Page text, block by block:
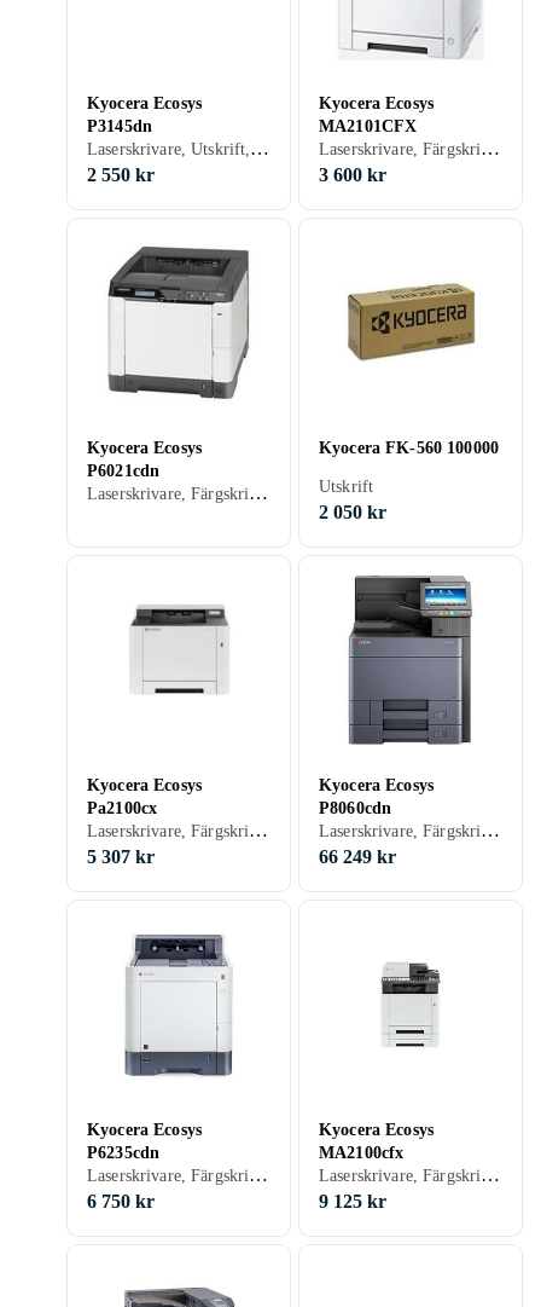
Kyocera Ecosys
P3145dn
Laserskrivare, Utskrift, USB, RJ-45 (Ethernet), Parallellport, Wi-Fi, Minneskortsläsare
2 550 kr
Kyocera Ecosys
MA2101CFX
Laserskrivare, Färgskrivare, Utskrift, Skanna, Kopiering, Fax, USB, Wi-Fi, Minneskortsläsare
3 600 kr
Kyocera Ecosys
P6021cdn
Laserskrivare, Färgskrivare, Utskrift, USB, RJ-45 (Ethernet), Minneskortsläsare
Kyocera FK-560 100000
Utskrift
2 050 kr
Kyocera Ecosys
Pa2100cx
Laserskrivare, Färgskrivare, Utskrift, Skanna, USB, RJ-45 (Ethernet), Wi-Fi
5 307 kr
Kyocera Ecosys
P8060cdn
Laserskrivare, Färgskrivare, Utskrift, USB, RJ-45 (Ethernet), Wi-Fi, Pekskärm
66 249 kr
Kyocera Ecosys
P6235cdn
Laserskrivare, Färgskrivare, Utskrift, USB, RJ-45 (Ethernet), Wi-Fi, Minneskortsläsare, Pekskärm
6 750 kr
Kyocera Ecosys
MA2100cfx
Laserskrivare, Färgskrivare, Utskrift, Skanna, Kopiering, Fax, USB, RJ-45 (Ethernet)
9 125 kr